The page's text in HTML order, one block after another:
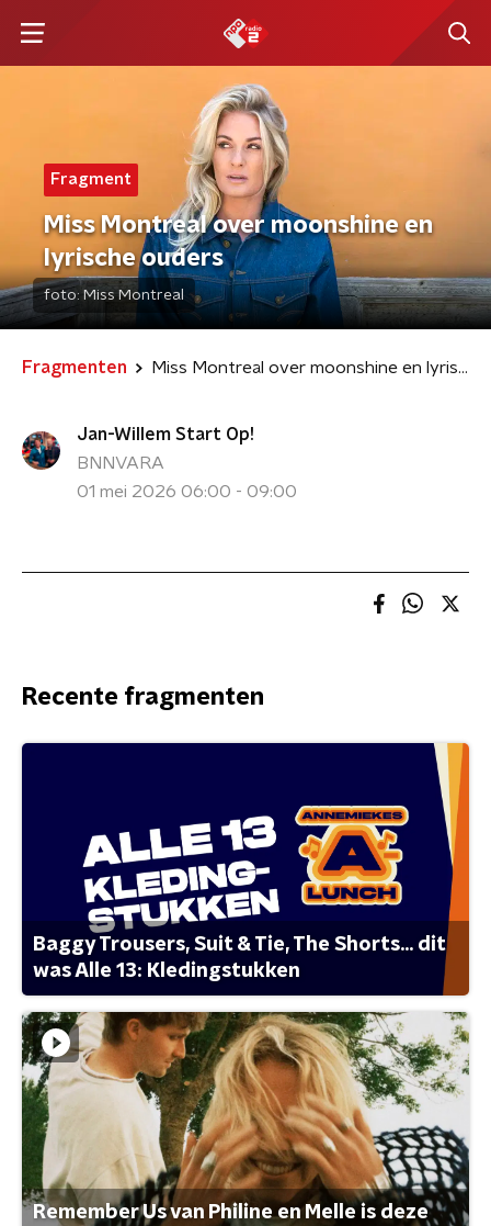
Fragment
Miss Montreal over moonshine en
lyrische ouders
foto:Miss Montreal
Fragmenten Miss Montreal over moonshine en lyrische ouders
Jan-Willem Start Op!
BNNVARA
01 mei 2026 06:00 - 09:00
Recente fragmenten
Baggy Trousers, Suit & Tie, The Shorts... dit
was Alle 13: Kledingstukken
Remember Us van Philine en Melle is deze